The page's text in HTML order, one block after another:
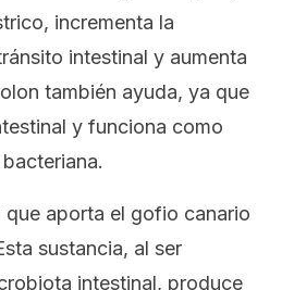
incrementa la
intestinal y aumenta
también ayuda, ya que
y funciona como
que aporta el gofio canario
sustancia, al ser
intestinal, produce